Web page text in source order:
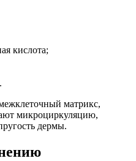
кислота;
матрикс,
микроциркуляцию,
дермы.